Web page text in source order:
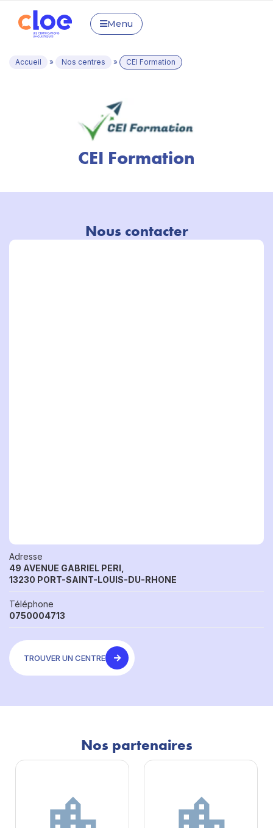
Menu
Accueil » Nos centres » CEI Formation
CEI Formation
Nous contacter
Adresse
49 AVENUE GABRIEL PERI,
13230 PORT-SAINT-LOUIS-DU-RHONE
Téléphone
0750004713
TROUVER UN CENTRE
Nos partenaires